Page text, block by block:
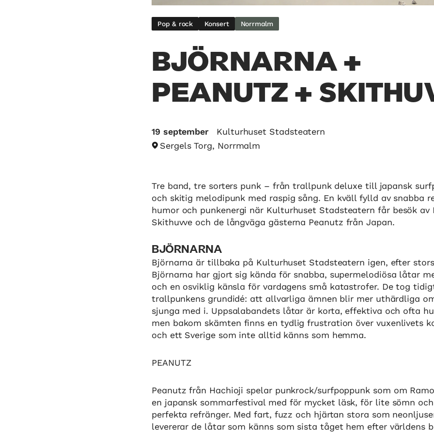
Pop & rock Konsert Norrmalm
BJÖRNARNA +
PEANUTZ +
19 september
Kulturhuset Stadsteatern
Sergels Torg, Norrmalm
Tre band, tre sorters punk – från trallpunk deluxe till japansk
och skitig melodipunk med raspig sång. En kväll fylld av snabba
humor och punkenergi när Kulturhuset Stadsteatern får besök av
Skithuvve och de långväga gästerna Peanutz från Japan.
BJÖRNARNA
Björnarna är tillbaka på Kulturhuset Stadsteatern igen, efter
Björnarna har gjort sig kända för snabba, supermelodiösa låtar
och en osviklig känsla för vardagens små katastrofer. De tog
trallpunkens grundidé: att allvarliga ämnen blir mer uthärdliga
sjunga med i. Uppsalabandets låtar är korta, effektiva och ofta
men bakom skämten finns en tydlig frustration över vuxenlivets
och ett Sverige som inte alltid känns som hemma.
PEANUTZ
Peanutz från Hachioji spelar punkrock/surfpoppunk som om
en japansk sommarfestival med för mycket läsk, för lite sömn
perfekta refränger. Med fart, fuzz och hjärtan stora som
levererar de låtar som känns som sista tåget hem efter världens